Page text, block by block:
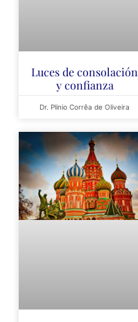
Luces de consolación
y confianza
Dr. Plinio Corrêa de Oliveira